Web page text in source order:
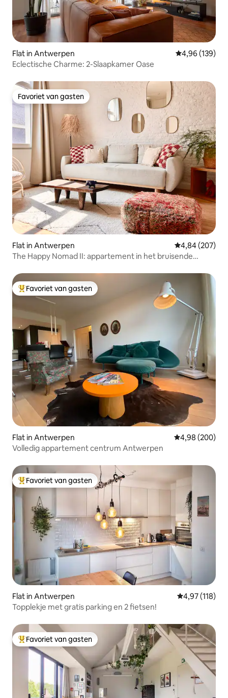
Flat in Antwerpen Gemiddelde
4,96 (139)
Eclectische Charme: 2-Slaapkamer Oase
Favoriet van gasten
Favoriet van gasten
Flat in Antwerpen Gemiddelde
4,84 (207)
The Happy Nomad II: appartement in het bruisende
Topfavoriet van gasten
Favoriet van gasten
Flat in Antwerpen Gemiddelde
4,98 (200)
Volledig appartement centrum Antwerpen
Topfavoriet van gasten
Favoriet van gasten
Flat in Antwerpen Gemiddelde
4,97 (118)
Topplekje met gratis parking en 2 fietsen!
Topfavoriet van gasten
Favoriet van gasten